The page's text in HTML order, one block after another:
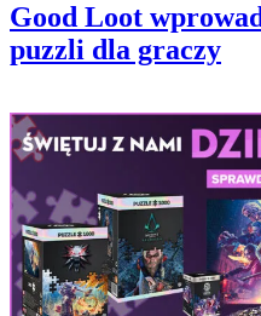
Good Loot
puzzli dla graczy